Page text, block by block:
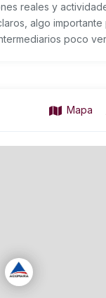
reales y
algo
poco
Mapa